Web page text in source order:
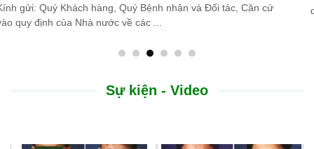
do thiên tai lũ lụt, Bệnh viện Bình Dân ...
Sự kiện - Video